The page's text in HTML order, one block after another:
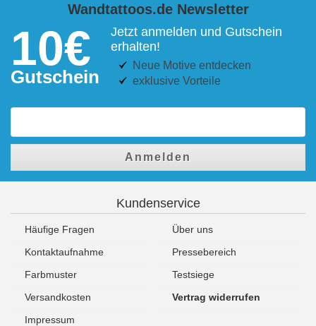
Wandtattoos.de Newsletter
10€
Gutschein
Jetzt anmelden und Gutschein
erhalten!
Neue Motive entdecken
exklusive Vorteile
Anmelden
Kundenservice
Häufige Fragen
Über uns
Kontaktaufnahme
Pressebereich
Farbmuster
Testsiege
Versandkosten
Vertrag widerrufen
Impressum